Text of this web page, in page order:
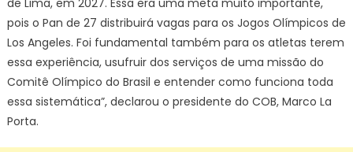
de Lima, em 2027. Essa era uma meta muito importante,
pois o Pan de 27 distribuirá vagas para os Jogos Olímpicos de
Los Angeles. Foi fundamental também para os atletas terem
essa experiência, usufruir dos serviços de uma missão do
Comitê Olímpico do Brasil e entender como funciona toda
essa sistemática”, declarou o presidente do COB, Marco La
Porta.